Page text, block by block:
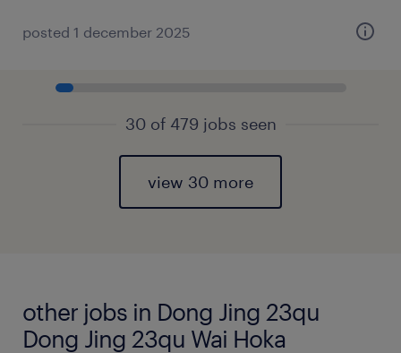
posted 1 december 2025
30 of 479 jobs seen
view 30 more
other jobs in Dong Jing 23qu
Dong Jing 23qu Wai Hoka